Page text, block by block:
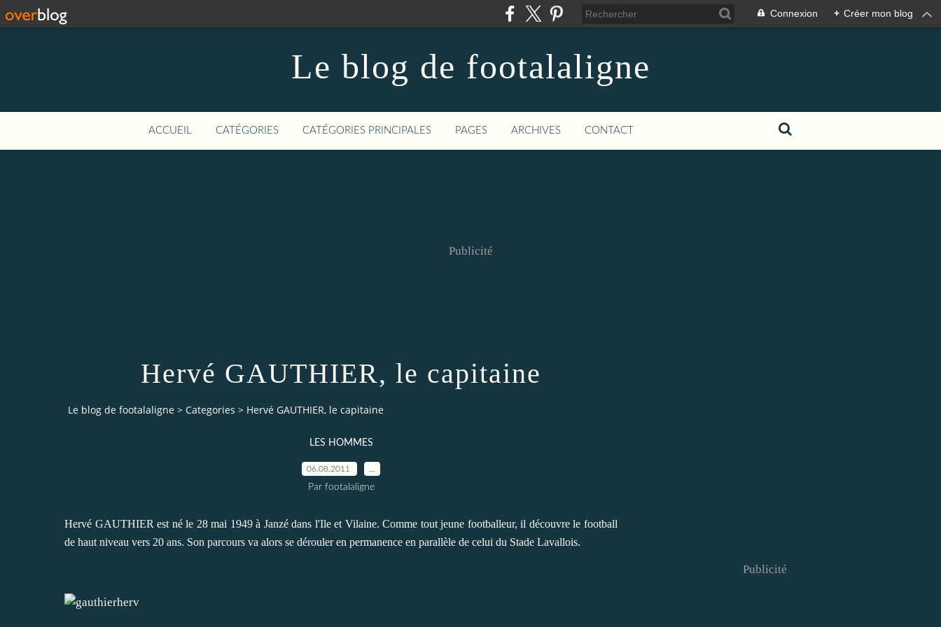
Connexion + Créer mon blog
Le blog de footalaligne
ACCUEIL CATÉGORIES CATÉGORIES PRINCIPALES PAGES ARCHIVES CONTACT
Publicité
Hervé GAUTHIER, le capitaine
Le blog de footalaligne > Categories > Hervé GAUTHIER, le capitaine
LES HOMMES
06.08.2011
Par footalaligne
Hervé GAUTHIER est né le 28 mai 1949 à Janzé dans l'Ile et Vilaine. Comme tout jeune footballeur, il découvre le football
de haut niveau vers 20 ans. Son parcours va alors se dérouler en permanence en parallèle de celui du Stade Lavallois.
Publicité